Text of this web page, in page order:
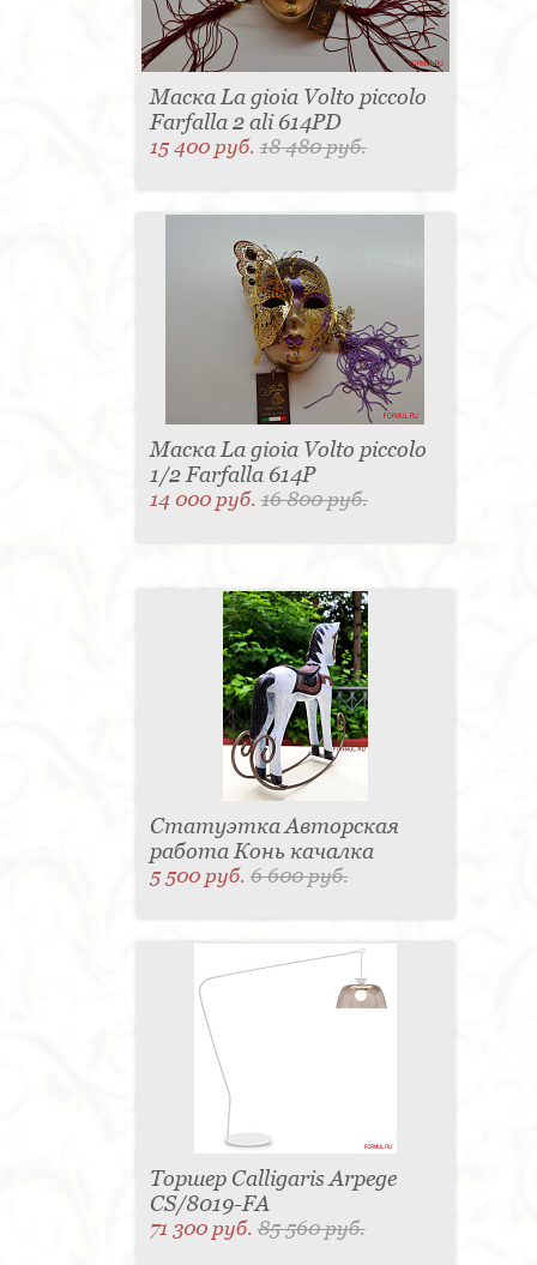
Маска La gioia Volto piccolo
Farfalla 2 ali 614PD
15 400 руб.18 480 руб.
Маска La gioia Volto piccolo
1/2 Farfalla 614P
14 000 руб.16 800 руб.
Статуэтка Авторская
работа Конь качалка
5 500 руб.6 600 руб.
Торшер Calligaris Arpege
CS/8019-FA
71 300 руб.85 560 руб.